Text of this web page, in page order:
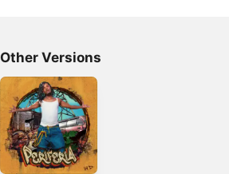
Other Versions